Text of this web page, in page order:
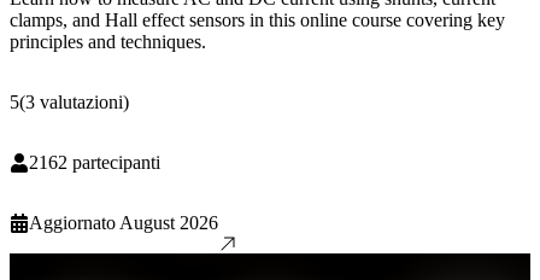
clamps, and Hall effect sensors in this online course covering key
principles and techniques.
5(3 valutazioni)
2162 partecipanti
AggiornatoAugust 2026